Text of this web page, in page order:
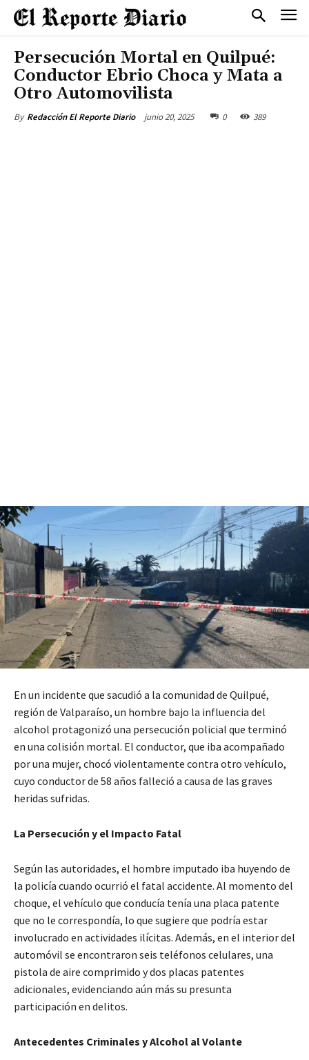
Persecución Mortal en Quilpué:
Conductor Ebrio Choca y Mata a
Otro Automovilista
By Redacción El Reporte Diario junio 20, 2025 0 389
En un incidente que sacudió a la comunidad de Quilpué,
región de Valparaíso, un hombre bajo la influencia del
alcohol protagonizó una persecución policial que terminó
en una colisión mortal. El conductor, que iba acompañado
por una mujer, chocó violentamente contra otro vehículo,
cuyo conductor de 58 años falleció a causa de las graves
heridas sufridas.
La Persecución y el Impacto Fatal
Según las autoridades, el hombre imputado iba huyendo de
la policía cuando ocurrió el fatal accidente. Al momento del
choque, el vehículo que conducía tenía una placa patente
que no le correspondía, lo que sugiere que podría estar
involucrado en actividades ilícitas. Además, en el interior del
automóvil se encontraron seis teléfonos celulares, una
pistola de aire comprimido y dos placas patentes
adicionales, evidenciando aún más su presunta
participación en delitos.
Antecedentes Criminales y Alcohol al Volante